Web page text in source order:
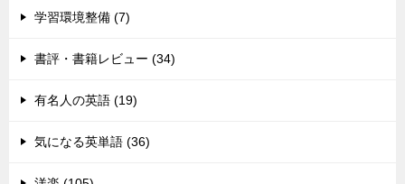
学習環境整備 (7)
書評・書籍レビュー (34)
有名人の英語 (19)
気になる英単語 (36)